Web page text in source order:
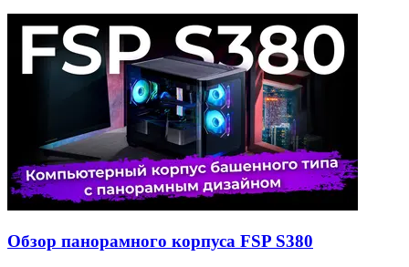
Обзор панорамного корпуса FSP S380